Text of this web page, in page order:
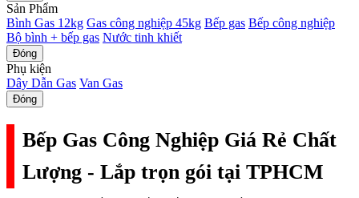
Sản Phẩm
Bình Gas 12kg Gas công nghiệp 45kg Bếp gas Bếp công nghiệp
Bộ bình + bếp gas Nước tinh khiết
Đóng
Phụ kiện
Dây Dẫn Gas Van Gas
Đóng
Bếp Gas Công Nghiệp Giá Rẻ Chất
Lượng - Lắp trọn gói tại TPHCM